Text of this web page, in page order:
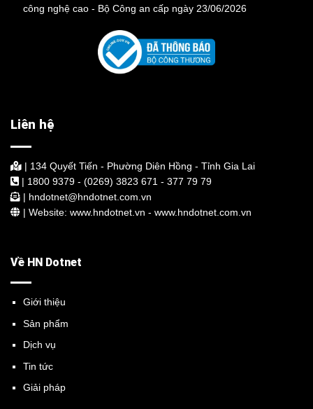
công nghệ cao - Bộ Công an cấp ngày 23/06/2026
Liên hệ
| 134 Quyết Tiến - Phường Diên Hồng - Tỉnh Gia Lai
| 1800 9379 - (0269) 3823 671 - 377 79 79
| hndotnet@hndotnet.com.vn
| Website: www.hndotnet.vn - www.hndotnet.com.vn
Về HN Dotnet
Giới thiệu
Sản phẩm
Dịch vụ
Tin tức
Giải pháp